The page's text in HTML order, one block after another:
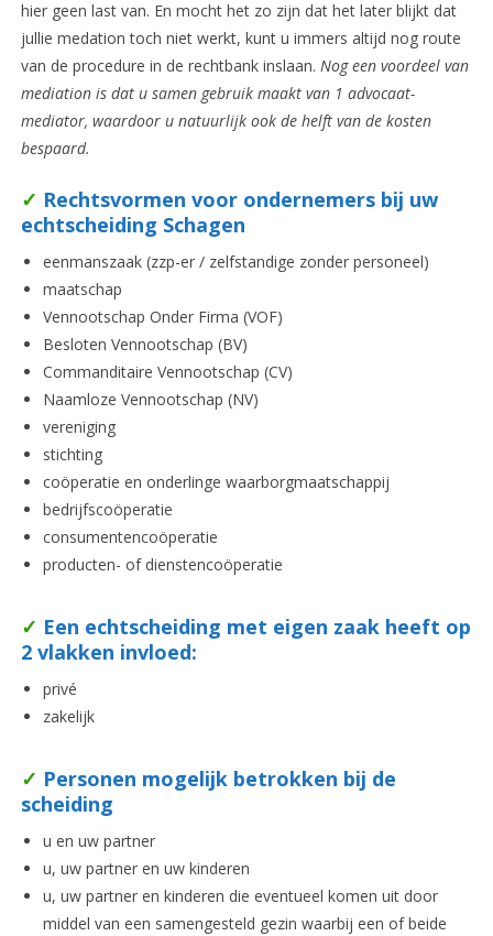
hier geen last van. En mocht het zo zijn dat het later blijkt dat
jullie medation toch niet werkt, kunt u immers altijd nog route
van de procedure in de rechtbank inslaan. Nog een voordeel van
mediation is dat u samen gebruik maakt van 1 advocaat-
mediator, waardoor u natuurlijk ook de helft van de kosten
bespaard.
✓ Rechtsvormen voor ondernemers bij uw
echtscheiding Schagen
eenmanszaak (zzp-er / zelfstandige zonder personeel)
maatschap
Vennootschap Onder Firma (VOF)
Besloten Vennootschap (BV)
Commanditaire Vennootschap (CV)
Naamloze Vennootschap (NV)
vereniging
stichting
coöperatie en onderlinge waarborgmaatschappij
bedrijfscoöperatie
consumentencoöperatie
producten- of dienstencoöperatie
✓ Een echtscheiding met eigen zaak heeft op
2 vlakken invloed:
privé
zakelijk
✓ Personen mogelijk betrokken bij de
scheiding
u en uw partner
u, uw partner en uw kinderen
u, uw partner en kinderen die eventueel komen uit door
middel van een samengesteld gezin waarbij een of beide